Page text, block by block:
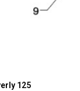
125